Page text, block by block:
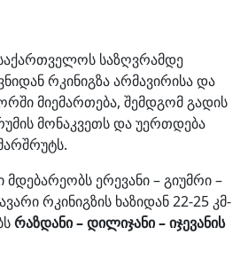
საზღვრამდე
რკინიგზა არმავირისა და
მიემართება, შემდგომ გადის
მონაკვეთს და უერთდება
ერევანი – გიუმრი –
რკინიგზის ხაზიდან 22-25 კმ-
რაზდანი – დილიჯანი – იჯევანის